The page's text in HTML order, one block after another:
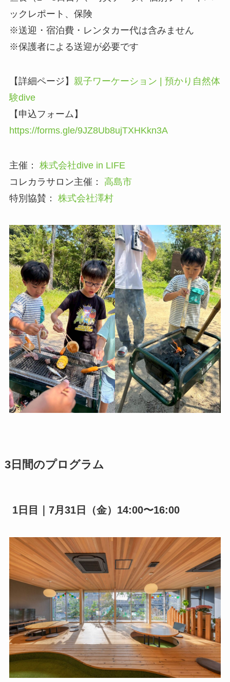
ックレポート、保険
※送迎・宿泊費・レンタカー代は含みません
※保護者による送迎が必要です
【詳細ページ】 親子ワーケーション | 預かり自然体
験dive
【申込フォーム】
https://forms.gle/9JZ8Ub8ujTXHKkn3A
主催：
株式会社dive in LIFE
コレカラサロン主催： 高島市
特別協賛： 株式会社澤村
3日間のプログラム
1日目｜7月31日（金）14:00〜16:00